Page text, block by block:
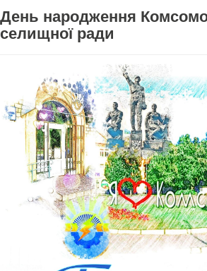
День народження
селищної ради